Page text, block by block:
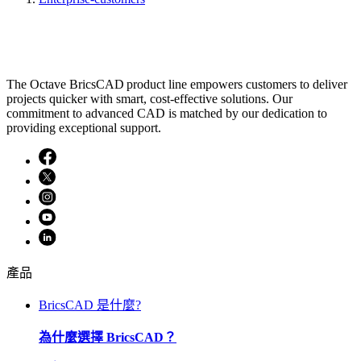
The Octave BricsCAD product line empowers customers to deliver
projects quicker with smart, cost-effective solutions. Our
commitment to advanced CAD is matched by our dedication to
providing exceptional support.
產品
BricsCAD 是什麼?
為什麼選擇 BricsCAD？